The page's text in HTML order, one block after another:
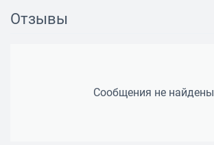
Отзывы
Сообщения не найдены